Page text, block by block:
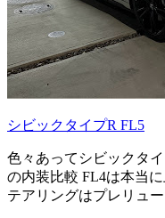
シビックタイプR FL5
色々あってシビックタ
の内装比較 FL4は本当
テアリングはプレリュ